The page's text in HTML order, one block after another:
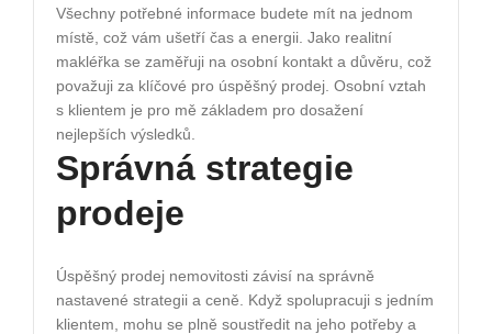
Všechny potřebné informace budete mít na jednom
místě, což vám ušetří čas a energii. Jako realitní
makléřka se zaměřuji na osobní kontakt a důvěru, což
považuji za klíčové pro úspěšný prodej. Osobní vztah
s klientem je pro mě základem pro dosažení
nejlepších výsledků.
Správná strategie
prodeje
Úspěšný prodej nemovitosti závisí na správně
nastavené strategii a ceně. Když spolupracuji s jedním
klientem, mohu se plně soustředit na jeho potřeby a